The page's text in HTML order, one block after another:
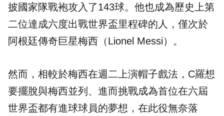
披國家隊戰袍攻入了143球。他也成為歷史上第
二位達成六度出戰世界盃里程碑的人，僅次於
阿根廷傳奇巨星梅西（Lionel Messi）。
然而，相較於梅西在週二上演帽子戲法，C羅想
要擺脫與梅西並列、進而挑戰成為首位在六屆
世界盃都有進球球員的夢想，在此役無奈落